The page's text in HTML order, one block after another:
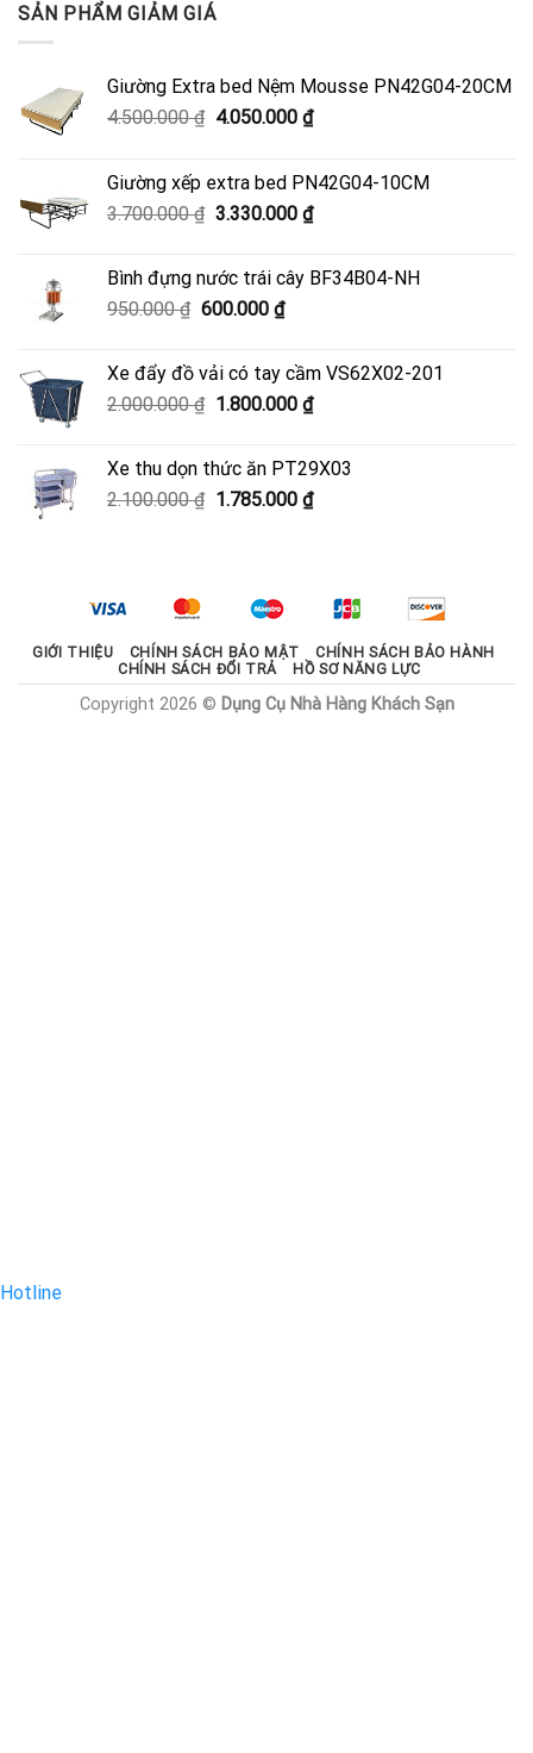
SẢN PHẨM GIẢM GIÁ
Giường Extra bed Nệm Mousse PN42G04-20CM
4.500.000₫ Giá
4.500.000 ₫.
4.050.000 ₫Giá
là:
4.050.000 ₫.
Giường xếp extra bed PN42G04-10CM
3.700.000₫ Giá
3.700.000 ₫.
3.330.000 ₫Giá
là:
Bình đựng nước trái cây BF34B04-NH
950.000₫ Giá
950.000 ₫.
600.000 ₫Giá
là:
600.000 ₫.
Xe đẩy đồ vải có tay cầm VS62X02-201
2.000.000₫ Giá
2.000.000 ₫.
1.800.000 ₫Giá
là:
1.800.000 ₫.
Xe thu dọn thức ăn PT29X03
2.100.000₫ Giá
1.785.000 ₫Giá
1.785.000 ₫.
GIỚI THIỆU CHÍNH SÁCH BẢO MẬT
CHÍNH SÁCH BẢO HÀNH
CHÍNH SÁCH ĐỔI TRẢ
HỒ SƠ NĂNG LỰC
Copyright 2026 © Dụng Cụ Nhà Hàng Khách Sạn
Hotline